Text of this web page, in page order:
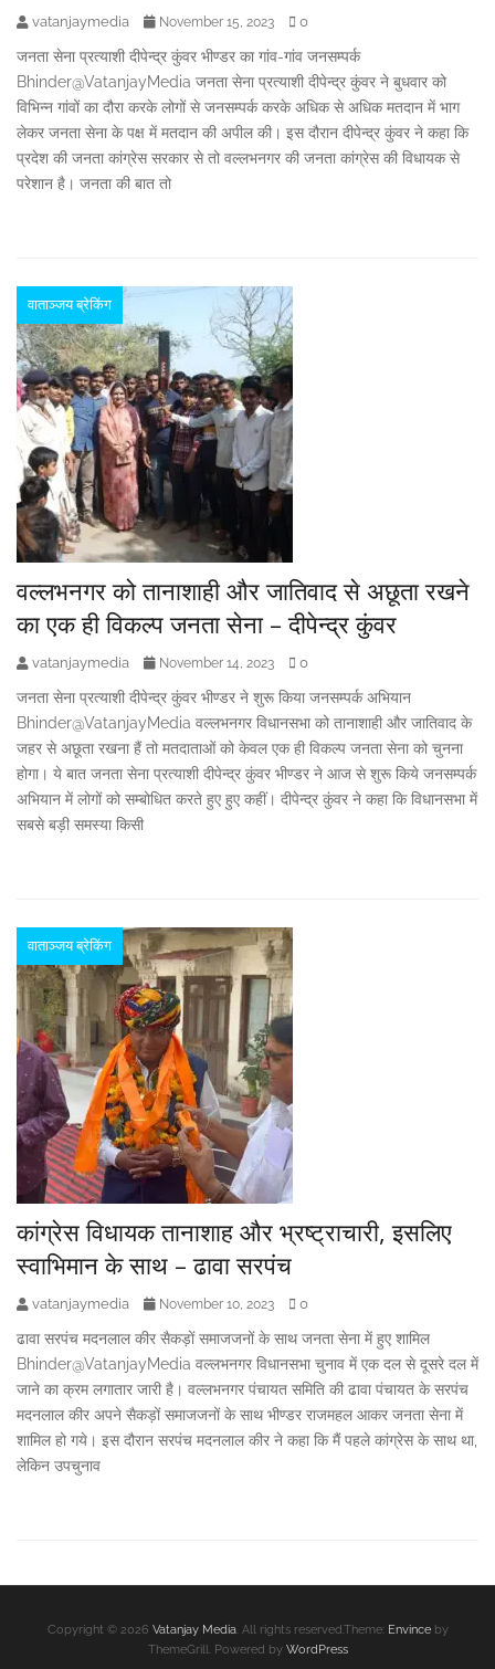
vatanjaymedia November 15, 2023 0
जनता सेना प्रत्याशी दीपेन्द्र कुंवर भीण्डर का गांव-गांव जनसम्पर्क
Bhinder@VatanjayMedia जनता सेना प्रत्याशी दीपेन्द्र कुंवर ने बुधवार को
विभिन्न गांवों का दौरा करके लोगों से जनसम्पर्क करके अधिक से अधिक मतदान में भाग
लेकर जनता सेना के पक्ष में मतदान की अपील की। इस दौरान दीपेन्द्र कुंवर ने कहा कि
प्रदेश की जनता कांग्रेस सरकार से तो वल्लभनगर की जनता कांग्रेस की विधायक से
परेशान है। जनता की बात तो
वाताञ्जय ब्रेकिंग
वल्लभनगर को तानाशाही और जातिवाद से अछूता रखने
का एक ही विकल्प जनता सेना – दीपेन्द्र कुंवर
vatanjaymedia November 14, 2023 0
जनता सेना प्रत्याशी दीपेन्द्र कुंवर भीण्डर ने शुरू किया जनसम्पर्क अभियान
Bhinder@VatanjayMedia वल्लभनगर विधानसभा को तानाशाही और जातिवाद के
जहर से अछूता रखना हैं तो मतदाताओं को केवल एक ही विकल्प जनता सेना को चुनना
होगा। ये बात जनता सेना प्रत्याशी दीपेन्द्र कुंवर भीण्डर ने आज से शुरू किये जनसम्पर्क
अभियान में लोगों को सम्बोधित करते हुए हुए कहीं। दीपेन्द्र कुंवर ने कहा कि विधानसभा में
सबसे बड़ी समस्या किसी
वाताञ्जय ब्रेकिंग
कांग्रेस विधायक तानाशाह और भ्रष्ट्राचारी, इसलिए
स्वाभिमान के साथ – ढावा सरपंच
vatanjaymedia November 10, 2023 0
ढावा सरपंच मदनलाल कीर सैकड़ों समाजजनों के साथ जनता सेना में हुए शामिल
Bhinder@VatanjayMedia वल्लभनगर विधानसभा चुनाव में एक दल से दूसरे दल में
जाने का क्रम लगातार जारी है। वल्लभनगर पंचायत समिति की ढावा पंचायत के सरपंच
मदनलाल कीर अपने सैकड़ों समाजजनों के साथ भीण्डर राजमहल आकर जनता सेना में
शामिल हो गये। इस दौरान सरपंच मदनलाल कीर ने कहा कि मैं पहले कांग्रेस के साथ था,
लेकिन उपचुनाव
Copyright © 2026 Vatanjay Media. All rights reserved.Theme: Envinceby
ThemeGrill. Powered by WordPress